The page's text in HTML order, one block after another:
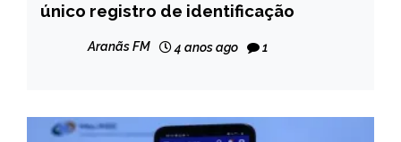
NOTÍCIAS
único registro de identificação
Aranãs FM 4 anos ago 1